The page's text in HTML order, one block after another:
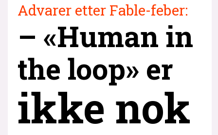
Advarer etter Fable-feber:
– «Human in
the loop» er
ikke nok